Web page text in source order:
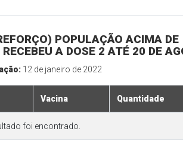
POPULAÇÃO ACIMA DE
A DOSE 2 ATÉ 20 DE
12 de janeiro de 2022
Vacina Quantidade
foi encontrado.